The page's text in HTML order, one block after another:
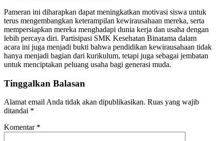
Pameran ini diharapkan dapat meningkatkan motivasi siswa untuk
terus mengembangkan keterampilan kewirausahaan mereka, serta
mempersiapkan mereka menghadapi dunia kerja dan usaha dengan
lebih percaya diri. Partisipasi SMK Kesehatan Binatama dalam
acara ini juga menjadi bukti bahwa pendidikan kewirausahaan tidak
hanya menjadi bagian dari kurikulum, tetapi juga sebagai jembatan
untuk menciptakan peluang usaha bagi generasi muda.
Tinggalkan Balasan
Alamat email Anda tidak akan dipublikasikan. Ruas yang wajib
ditandai *
Komentar *